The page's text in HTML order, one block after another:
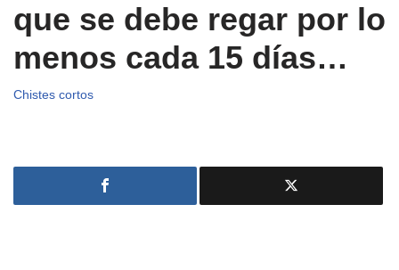
que se debe regar por lo
menos cada 15 días…
Chistes cortos